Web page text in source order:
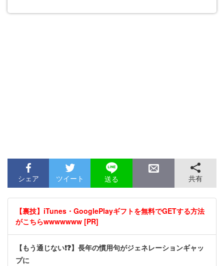
シェア ツイート 送る 共有
【裏技】iTunes・GooglePlayギフトを無料でGETする方法
がこちらwwwwwww [PR]
【もう通じない❗❓】長年の慣用句がジェネレーションギャッ
プに